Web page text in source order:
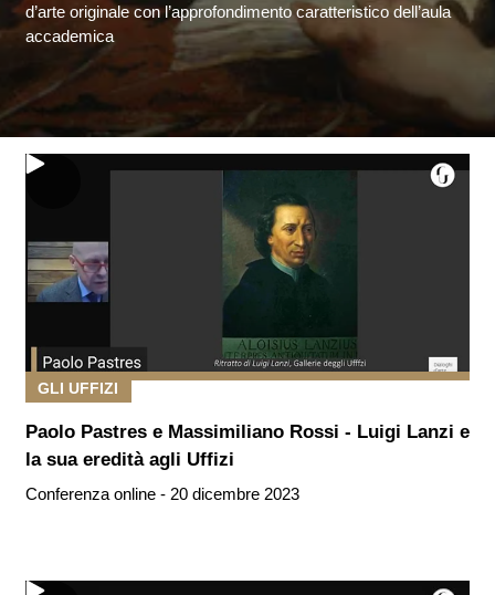
d’arte originale con l’approfondimento caratteristico dell’aula
accademica
GLI UFFIZI
Paolo Pastres e Massimiliano Rossi - Luigi Lanzi e
la sua eredità agli Uffizi
Conferenza online - 20 dicembre 2023